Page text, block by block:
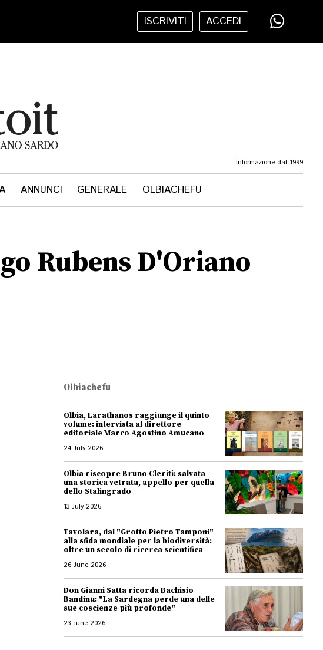
ISCRIVITI ACCEDI
Informazione dal 1999
ANNUNCI GENERALE OLBIACHEFU
Rubens D'Oriano
Olbiachefu
Olbia, Larathanos raggiunge il quinto
volume: intervista al direttore
editoriale Marco Agostino Amucano
24 July 2026
Olbia riscopre Bruno Cleriti: salvata
una storica vetrata, appello per quella
dello Stalingrado
13 July 2026
Tavolara, dal "Grotto Pietro Tamponi"
alla sfida mondiale per la biodiversità:
oltre un secolo di ricerca scientifica
26 June 2026
Don Gianni Satta ricorda Bachisio
Bandinu: "La Sardegna perde una delle
sue coscienze più profonde"
23 June 2026